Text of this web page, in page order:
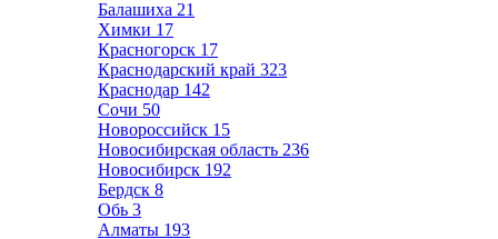
Балашиха 21
Химки 17
Красногорск 17
Краснодарский край 323
Краснодар 142
Сочи 50
Новороссийск 15
Новосибирская область 236
Новосибирск 192
Бердск 8
Обь 3
Алматы 193